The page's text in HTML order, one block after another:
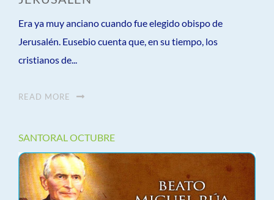
Era ya muy anciano cuando fue elegido obispo de
Jerusalén. Eusebio cuenta que, en su tiempo, los
cristianos de...
READ MORE
SANTORAL OCTUBRE